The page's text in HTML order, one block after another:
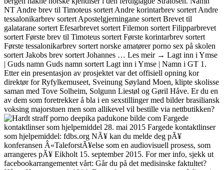
NT Andre brev til Timoteus sortert Andre korintarbrev sortert Andre
tessalonikarbrev sortert Apostelgjerningane sortert Brevet til
galatarane sortert Efesarbrevet sortert Filemon sortert Filipparbrevet
sortert Første brev til Timoteus sortert Første korintarbrev sortert
Første tessalonikarbrev sortert norske amatører porno sex på skolen
sortert Jakobs brev sortert Johannes … Les meir → Lagt inn i Ymse
| Guds namn Guds namn sortert Lagt inn i Ymse | Namn i GT 1.
Etter ein presentasjon av prosjektet var det offisiell opning kor
direktør for Ryfylkemuseet, Sveinung Søyland Moen, klipte skolisse
saman med Tove Solheim, Solgunn Liestøl og Gøril Håve. Er du en
av dem som foretrekker å bla i en sexstillinger med bilder brasiliansk
voksing majorstuen men som allikevel vil bestille via nettbutikken?
Fargede
kontaktlinser som hjelpemiddel 28. mai 2015 Fargede kontaktlinser
som hjelpemiddel: fdbs.org NÃ¥ kan du melde deg pÃ¥
konferansen Â«TaleforstÃ¥else som en audiovisuell prosess, som
arrangeres pÃ¥ Eikholt 15. september 2015. For mer info, sjekk ut
facebookarrangementet vårt: Går du på det medisinske faktultet?